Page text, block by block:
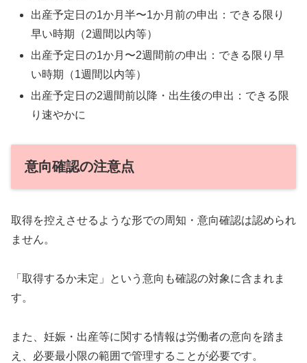
出産予定日の1か月半〜1か月前の申出：できる限り
早い時期（2週間以内等）
出産予定日の1か月〜2週間前の申出：できる限り早
い時期（1週間以内等）
出産予定日の2週間前以降・出生後の申出：できる限
り速やかに
意向確認の注意点
取得を控えさせるような形での周知・意向確認は認められ
ません。
「取得するか未定」という意向も確認の対象に含まれま
す。
また、妊娠・出産等に関する情報は労働者の意向を踏ま
え、必要最小限の範囲で管理することが必要です。